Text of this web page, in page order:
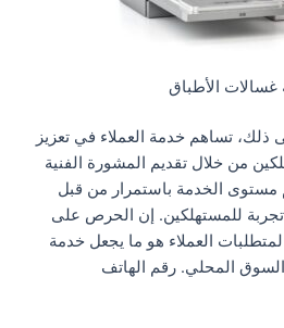
غسالات الأطباق
ذلك، تساهم خدمة العملاء في تعزيز
من خلال تقديم المشورة الفنية
مستوى الخدمة باستمرار من قبل
للمستهلكين. إن الحرص على
لمتطلبات العملاء هو ما يجعل خدمة
المحلي. رقم الهاتف